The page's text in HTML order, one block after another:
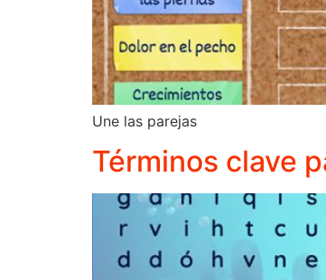
Une las parejas
Términos clave